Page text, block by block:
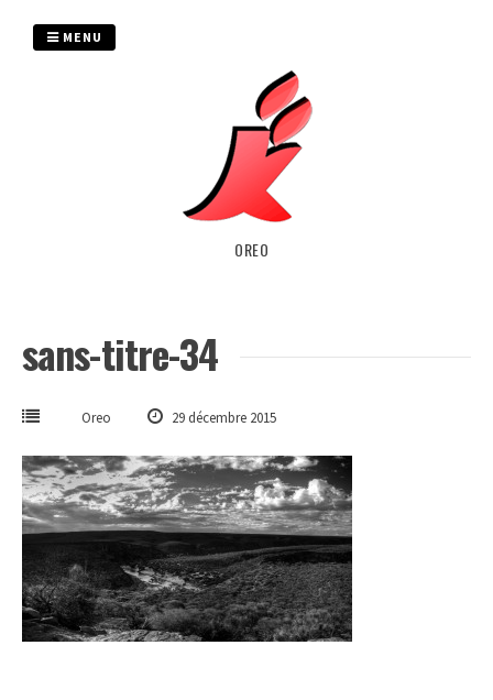
OREO
MENU
sans-titre-34
Oreo 29 décembre 2015